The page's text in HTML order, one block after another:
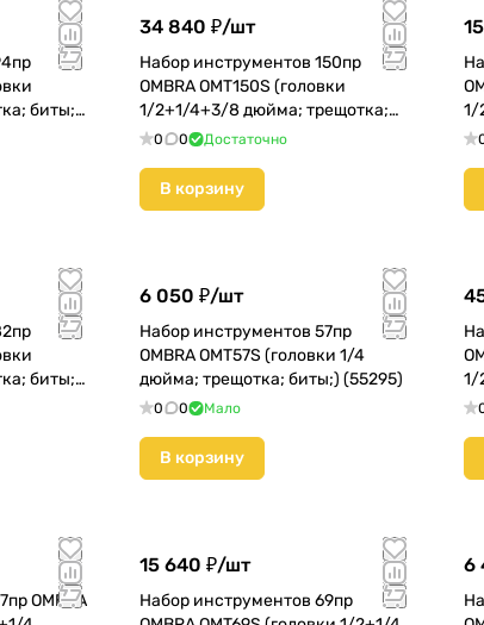
биты;)
34 840 ₽/шт
Набор инструментов 150пр
OMBRA OMT150S (головки
1/2+1/4+3/8 дюйма; трещотка;
биты;) (55370)
0 0 Достаточно
В корзину
1/
биты;)
6 050 ₽/шт
Набор инструментов 57пр
OMBRA OMT57S (головки 1/4
дюйма; трещотка; биты;) (55295)
0 0 Мало
В корзину
1/
OMBRA
15 640 ₽/шт
Набор инструментов 69пр
6